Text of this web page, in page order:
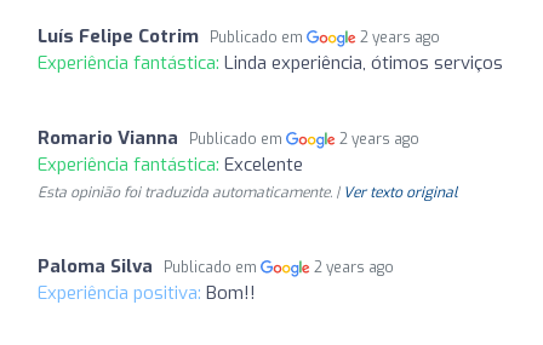
Luís Felipe Cotrim Publicado em 2 years ago
Experiência fantástica: Linda experiência, ótimos serviços
Romario Vianna Publicado em 2 years ago
Experiência fantástica: Excelente
Esta opinião foi traduzida automaticamente. | Ver texto original
Paloma Silva Publicado em 2 years ago
Experiência positiva: Bom!!